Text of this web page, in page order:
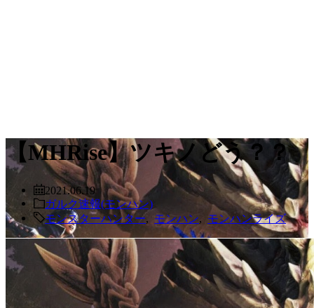
【MHRise】ツキノどう？？
2021.06.19
ガルク速報(モンハン)
モンスターハンター
モンハン モンハンライズ